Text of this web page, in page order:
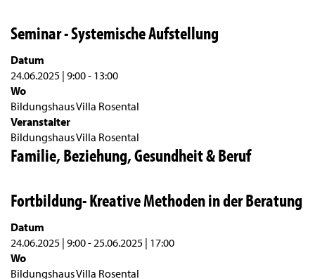
Seminar - Systemische Aufstellung
Datum
24.06.2025 | 9:00- 13:00
Wo
Bildungshaus Villa Rosental
Veranstalter
Bildungshaus Villa Rosental
Familie, Beziehung, Gesundheit & Beruf
Fortbildung- Kreative Methoden in der Beratung
Datum
24.06.2025 | 9:00-25.06.2025 | 17:00
Wo
Bildungshaus Villa Rosental